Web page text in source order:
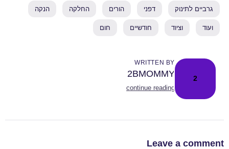
דפני הורים החלקה הנקה
וציוד חודשיים חום
WRITTEN BY
2BMOMMY
continue reading
Leave a